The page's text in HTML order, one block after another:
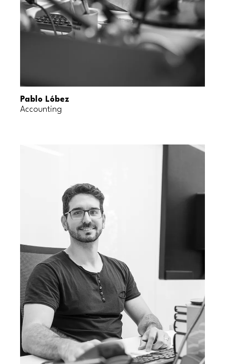
Pablo Lóbez
Accounting